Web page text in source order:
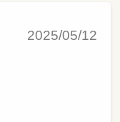
2025/05/12